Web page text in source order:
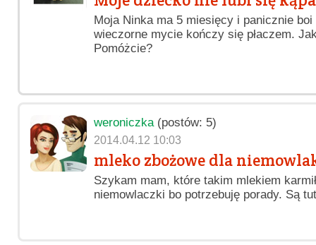
Moja Ninka ma 5 miesięcy i panicznie
wieczorne mycie kończy się płaczem.
Pomóżcie?
weroniczka(postów: 5)
2014.04.12 10:03
mleko zbożowe dla
Szykam mam, które takim mlekiem
niemowlaczki bo potrzebuję porady. Są